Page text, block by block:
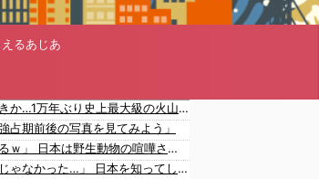
えるあじあ
日本旅行キャンセルすべきか…1万年ぶり史上最大級の火山の兆し＝韓国の反応
占期前後の写真を見てみよう」
海外「日本はさすが過ぎるｗ」 日本は野生動物の喧嘩さえ可愛くなってしまうと世界が騒然
海外「日本なんて行くんじゃなかった…」 日本を知ってしまったディズニー信者、帰国後『本家』に失望する事態に